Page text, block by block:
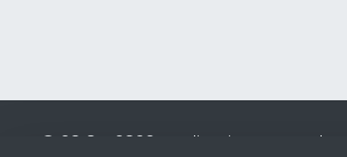
© 2019 - 2026 Realisatie en SEO door